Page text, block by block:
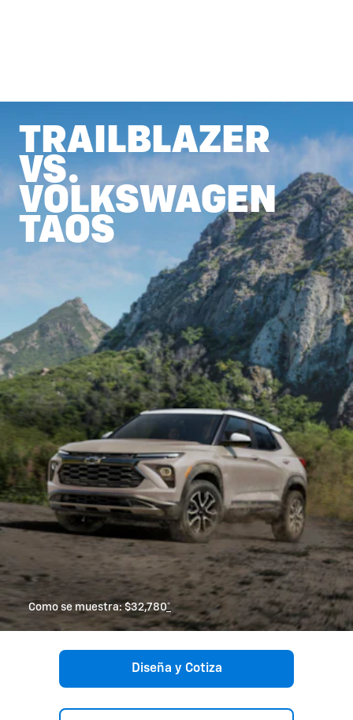
TRAILBLAZER
VS.
VOLKSWAGEN
TAOS
Como se muestra: $32,780*
Diseña y Cotiza